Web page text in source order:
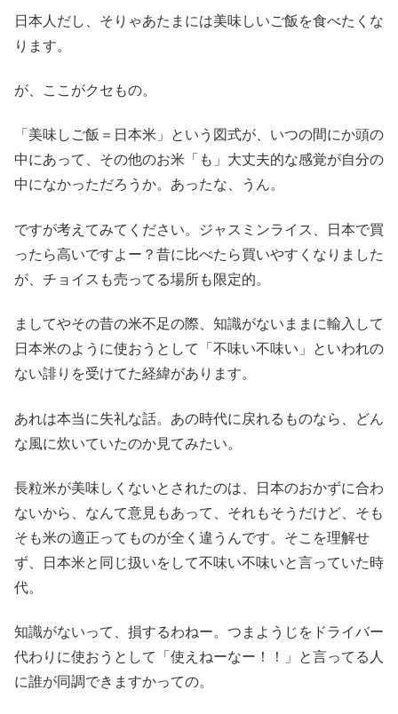
があるとなると、また信頼度の種類が変わりますよね。実際、とても良いお店な
日本人だし、そりゃあたまには美味しいご飯を食べたくな
ります。
が、ここがクセもの。
「美味しご飯＝日本米」という図式が、いつの間にか頭の
中にあって、その他のお米「も」大丈夫的な感覚が自分の
中になかっただろうか。あったな、うん。
ですが考えてみてください。ジャスミンライス、日本で買
ったら高いですよー？昔に比べたら買いやすくなりました
が、チョイスも売ってる場所も限定的。
ましてやその昔の米不足の際、知識がないままに輸入して
日本米のように使おうとして「不味い不味い」といわれの
ない誹りを受けてた経緯があります。
あれは本当に失礼な話。あの時代に戻れるものなら、どん
な風に炊いていたのか見てみたい。
長粒米が美味しくないとされたのは、日本のおかずに合わ
ないから、なんて意見もあって、それもそうだけど、そも
そも米の適正ってものが全く違うんです。そこを理解せ
ず、日本米と同じ扱いをして不味い不味いと言っていた時
代。
知識がないって、損するわねー。つまようじをドライバー
代わりに使おうとして「使えねーなー！！」と言ってる人
に誰が同調できますかっての。